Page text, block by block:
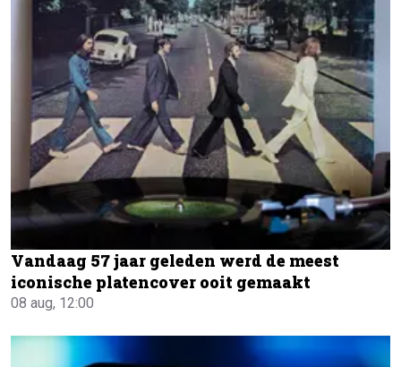
Vandaag 57 jaar geleden werd de meest
iconische platencover ooit gemaakt
08 aug, 12:00